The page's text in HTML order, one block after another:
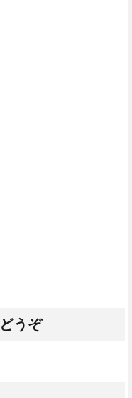
うぞ